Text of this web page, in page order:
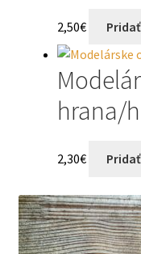
2,50€
hrana/
2,30€